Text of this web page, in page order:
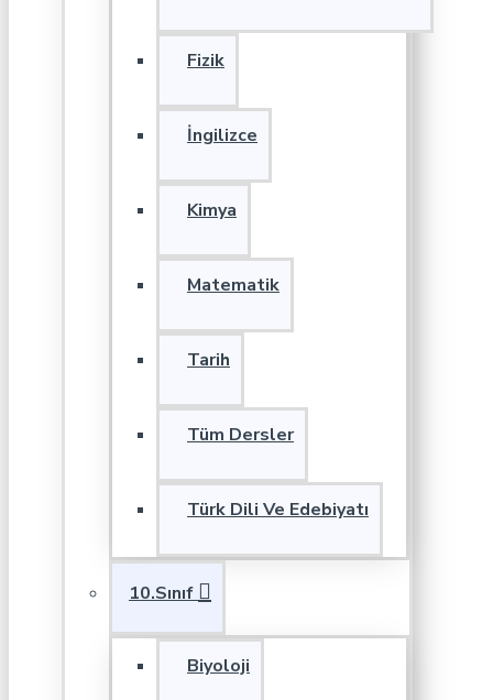
Fizik
İngilizce
Kimya
Matematik
Tarih
Tüm Dersler
Türk Dili Ve Edebiyatı
10.Sınıf
Biyoloji